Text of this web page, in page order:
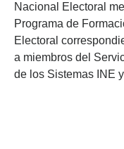
Nacional Electoral
Programa de
Electoral
a miembros del
de los Sistemas INE